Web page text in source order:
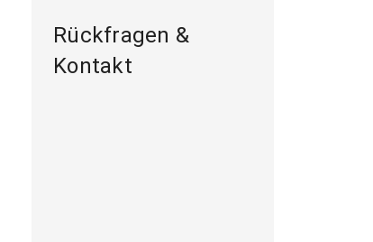
Rückfragen &
Kontakt